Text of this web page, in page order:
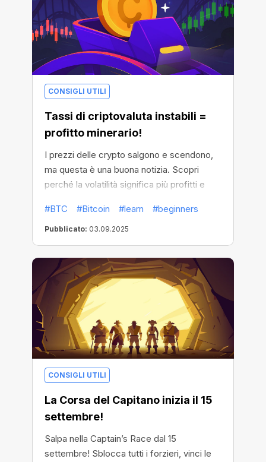
CONSIGLI UTILI
Tassi di criptovaluta instabili =
profitto minerario!
I prezzi delle crypto salgono e scendono,
ma questa è una buona notizia. Scopri
perché la volatilità significa più profitti e
con il mercato.
#BTC #Bitcoin #learn #beginners
Pubblicato: 03.09.2025
CONSIGLI UTILI
La Corsa del Capitano inizia il 15
settembre!
Salpa nella Captain’s Race dal 15
settembre! Sblocca tutti i forzieri, vinci le